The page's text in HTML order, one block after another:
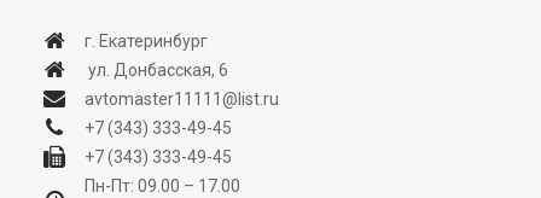
г. Екатеринбург
ул. Донбасская, 6
avtomaster11111@list.ru
+7 (343) 333-49-45
+7 (343) 333-49-45
Пн-Пт: 09.00 – 17.00